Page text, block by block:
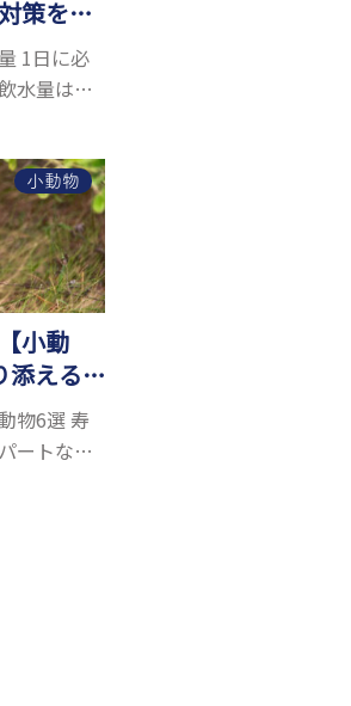
策を解
1日に必
水量は、
スターの
すが、平
小動物
小動
添える
物6選 寿
ートなど